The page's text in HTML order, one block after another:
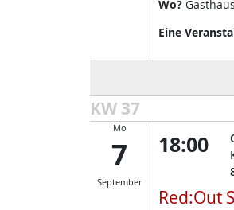
Wo?
Eine
KW 37
Mo
7
September
18:00
Red:Out